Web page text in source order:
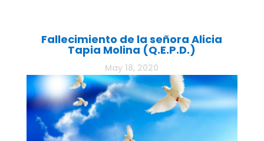
Fallecimiento de la señora Alicia
Tapia Molina (Q.E.P.D.)
May 18, 2020